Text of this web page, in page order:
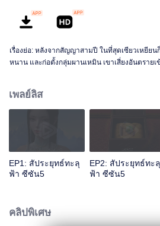
เรื่องย่อ: หลังจากสัญญาสามปี ในที่สุดเซียวเหยีย
หนาน และก่อตั้งกลุ่มผานเหมิน เขาเสี่ยงอันตราย
เพลย์ลิส
EP1: สัประยุทธ์ทะลุ
ฟ้า ซีซัน5
EP2: สัประยุทธ์ทะลุ
ฟ้า ซีซัน5
คลิปพิเศษ